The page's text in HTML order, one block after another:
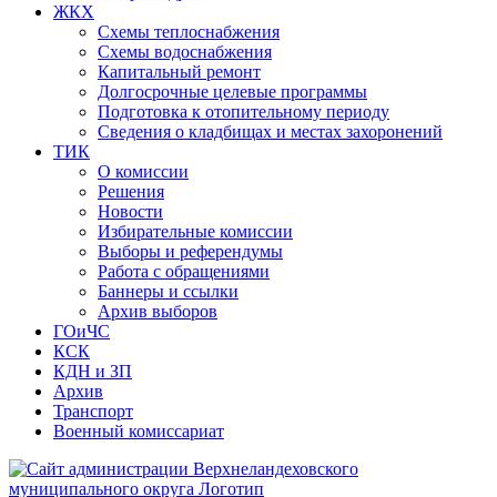
ЖКХ
Схемы теплоснабжения
Схемы водоснабжения
Капитальный ремонт
Долгосрочные целевые программы
Подготовка к отопительному периоду
Сведения о кладбищах и местах захоронений
ТИК
О комиссии
Решения
Новости
Избирательные комиссии
Выборы и референдумы
Работа с обращениями
Баннеры и ссылки
Архив выборов
ГОиЧС
КСК
КДН и ЗП
Архив
Транспорт
Военный комиссариат